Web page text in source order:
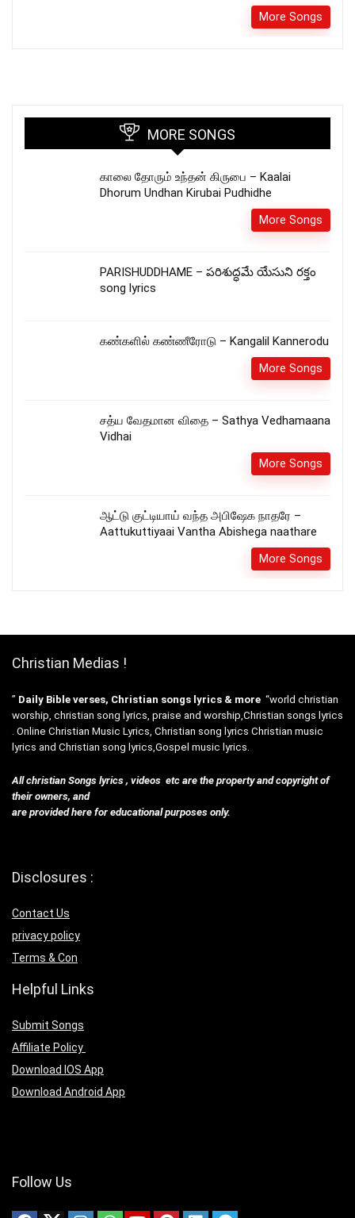
More Songs
MORE SONGS
காலை தோரும் உந்தன் கிருபை – Kaalai
Dhorum Undhan Kirubai Pudhidhe
More Songs
PARISHUDDHAME – పరిశుద్ధమే యేసుని రక్తం
song lyrics
கண்களில் கண்ணீரோடு – Kangalil Kannerodu
More Songs
சத்ய வேதமான விதை – Sathya Vedhamaana
Vidhai
More Songs
ஆட்டு குட்டியாய் வந்த அபிஷேக நாதரே –
Aattukuttiyaai Vantha Abishega naathare
More Songs
Christian Medias !
” Daily Bible verses, Christian songs lyrics & more “world christian
worship, christian song lyrics, praise and worship,Christian songs lyrics
. Online Christian Music Lyrics, Christian song lyrics Christian music
lyrics and Christian song lyrics,Gospel music lyrics.
All christian Songs lyrics , videos etc are the property and copyright of
their owners, and
are provided here for educational purposes only.
Disclosures :
Contact Us
privacy policy
Terms & Con
Helpful Links
Submit Songs
Affiliate Policy
Download IOS App
Download Android App
Follow Us